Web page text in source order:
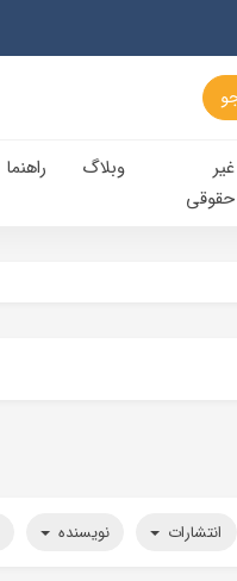
غیر
حقوقی
وبلاگ راهنما
انتشارات نویسنده